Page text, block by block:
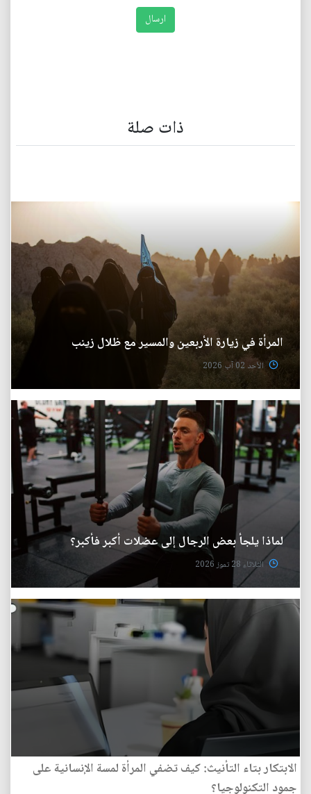
ذات صلة
المرأة في زيارة الأربعين والمسير مع ظلال زينب
الأحد 02 آب 2026
لماذا يلجأ بعض الرجال إلى عضلات أكبر فأكبر؟
الثلاثاء 28 تموز 2026
الابتكار بتاء التأنيث: كيف تضفي المرأة لمسة الإنسانية على
جمود التكنولوجيا؟